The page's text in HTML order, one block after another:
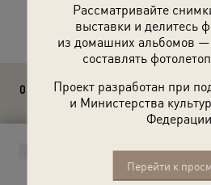
Рассматривайте
выставки и делитесь
из домашних альбомов —
составлять
Проект разработан при
и Министерства
Федерации.
Перейти к
Расскажите друзьям
0 комментариев